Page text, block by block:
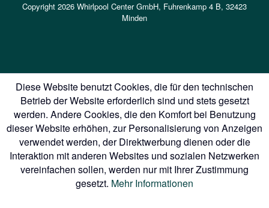
Copyright 2026 Whirlpool Center GmbH, Fuhrenkamp 4 B, 32423
Minden
Diese Website benutzt Cookies, die für den technischen
Betrieb der Website erforderlich sind und stets gesetzt
werden. Andere Cookies, die den Komfort bei Benutzung
dieser Website erhöhen, zur Personalisierung von Anzeigen
verwendet werden, der Direktwerbung dienen oder die
Interaktion mit anderen Websites und sozialen Netzwerken
vereinfachen sollen, werden nur mit Ihrer Zustimmung
gesetzt. Mehr Informationen